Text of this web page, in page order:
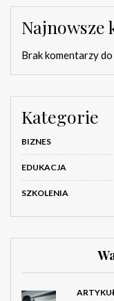
Najnowsze
Brak komentarzy
Kategorie
BIZNES
EDUKACJA
SZKOLENIA